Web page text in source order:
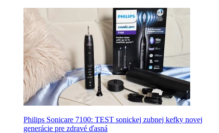
Philips Sonicare 7100: TEST sonickej zubnej kefky novej
generácie pre zdravé ďasná